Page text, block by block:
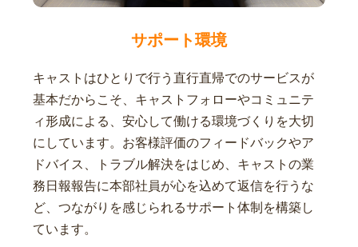
サポート環境
キャストはひとりで行う直行直帰でのサービスが
基本だからこそ、キャストフォローやコミュニテ
ィ形成による、安心して働ける環境づくりを大切
にしています。お客様評価のフィードバックやア
ドバイス、トラブル解決をはじめ、キャストの業
務日報報告に本部社員が心を込めて返信を行うな
ど、つながりを感じられるサポート体制を構築し
ています。